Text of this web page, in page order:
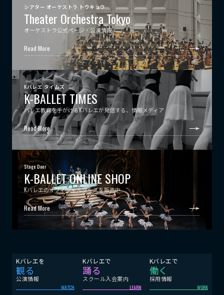
シアター オーケストラ トウキョウ
Theater Orchestra Tokyo
オーケストラ公式ページ・公演情報
Read More
Kバレエ タイムズ
K-BALLET TIMES
バレエ教育を手がけるKバレエが発信する、情報メディア
Read More
Stage Door
K-BALLET ONLINE SHOP
Kバレエのオフィシャルグッズを販売中
Read More
Kバレエを
観る
公演情報
WATCH
Kバレエで
踊る
スクール入会案内
LEARN
Kバレエで
働く
採用情報
WORK